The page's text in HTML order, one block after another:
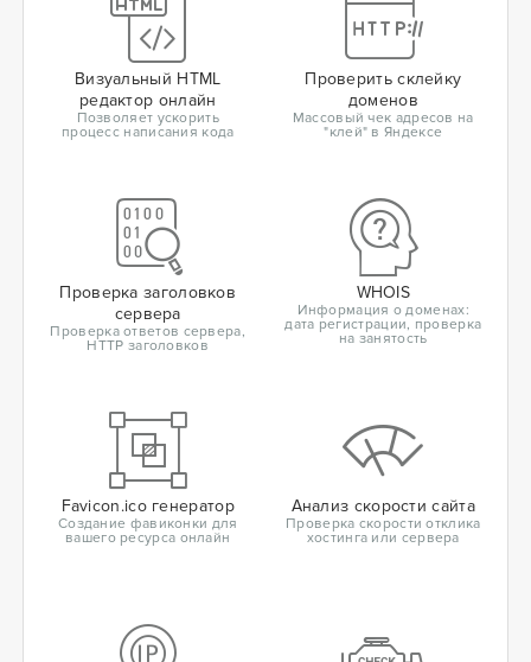
Визуальный HTML
редактор онлайн
Позволяет ускорить
процесс написания кода
Проверить склейку
доменов
Массовый чек адресов на
"клей" в Яндексе
Проверка заголовков
сервера
Проверка ответов сервера,
HTTP заголовков
WHOIS
Информация о доменах:
дата регистрации, проверка
на занятость
Favicon.ico генератор
Создание фавиконки для
вашего ресурса онлайн
Анализ скорости сайта
Проверка скорости отклика
хостинга или сервера